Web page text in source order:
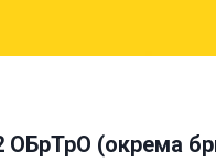
ОБрТрО (окрема